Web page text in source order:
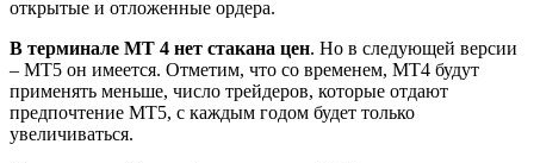
открытые и отложенные ордера.
В терминале МТ 4 нет стакана цен. Но в следующей версии
– МТ5 он имеется. Отметим, что со временем, МТ4 будут
применять меньше, число трейдеров, которые отдают
предпочтение МТ5, с каждым годом будет только
увеличиваться.